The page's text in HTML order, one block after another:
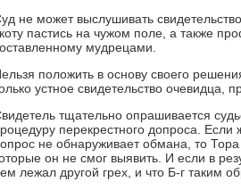
не может выслушивать
пастись на чужом поле, а также
мудрецами.
положить в основу своего
устное свидетельство очевидца,
тщательно опрашивается
перекрестного допроса.
не обнаруживает обмана, то Тора
он не смог выявить. И если в
лежал другой грех, и что Б-г таким